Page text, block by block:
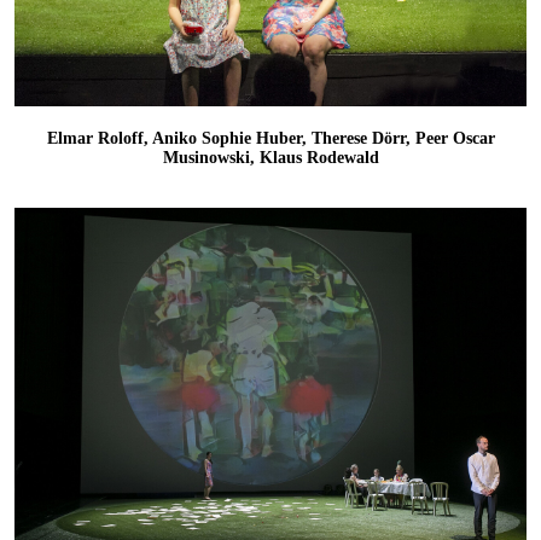
Elmar Roloff, Aniko Sophie Huber, Therese Dörr, Peer Oscar
Musinowski, Klaus Rodewald